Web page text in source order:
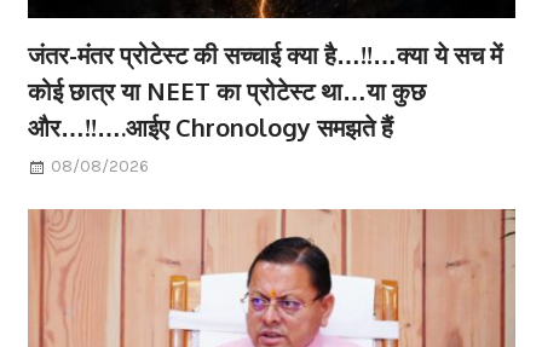
जंतर-मंतर प्रोटेस्ट की सच्चाई क्या है…!!…क्या ये सच में
कोई छात्र या NEET का प्रोटेस्ट था…या कुछ
और…!!….आईए Chronology समझते हैं
08/08/2026